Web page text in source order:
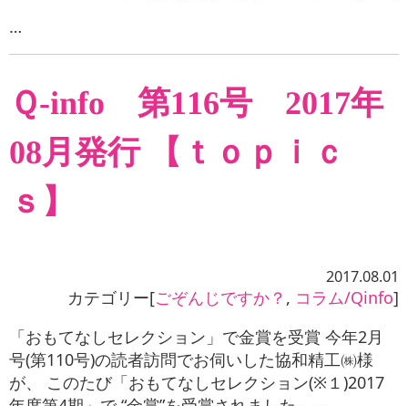
…
Ｑ-info 第116号 2017年
08月発行 【ｔｏｐｉｃ
ｓ】
2017.08.01
カテゴリー[ごぞんじですか？ , コラム/Qinfo]
「おもてなしセレクション」で金賞を受賞 今年2月
号(第110号)の読者訪問でお伺いした協和精工㈱様
が、 このたび「おもてなしセレクション(※１)2017